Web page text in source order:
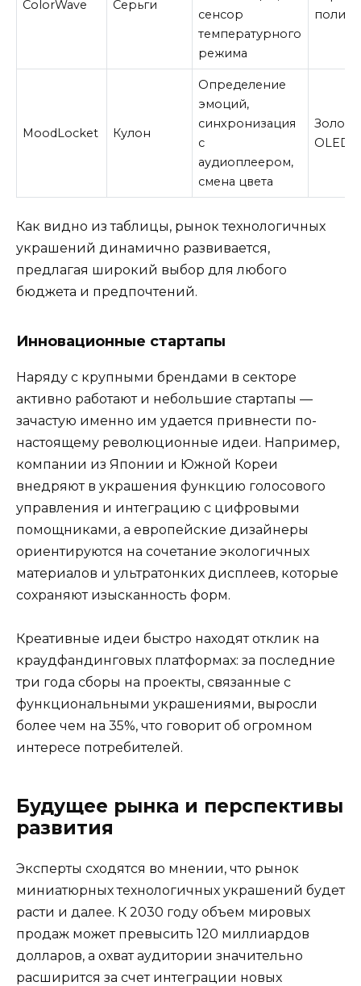
ColorWave Серьги
сенсор
температурного
режима
MoodLocket Кулон
Определение
эмоций,
синхронизация
с
аудиоплеером,
смена цвета
Золото,
OLED
Как видно из таблицы, рынок технологичных
украшений динамично развивается,
предлагая широкий выбор для любого
бюджета и предпочтений.
Инновационные стартапы
Наряду с крупными брендами в секторе
активно работают и небольшие стартапы —
зачастую именно им удается привнести по-
настоящему революционные идеи. Например,
компании из Японии и Южной Кореи
внедряют в украшения функцию голосового
управления и интеграцию с цифровыми
помощниками, а европейские дизайнеры
ориентируются на сочетание экологичных
материалов и ультратонких дисплеев, которые
сохраняют изысканность форм.
Креативные идеи быстро находят отклик на
краудфандинговых платформах: за последние
три года сборы на проекты, связанные с
функциональными украшениями, выросли
более чем на 35%, что говорит об огромном
интересе потребителей.
Будущее рынка и перспективы
развития
Эксперты сходятся во мнении, что рынок
миниатюрных технологичных украшений будет
расти и далее. К 2030 году объем мировых
продаж может превысить 120 миллиардов
долларов, а охват аудитории значительно
расширится за счет интеграции новых